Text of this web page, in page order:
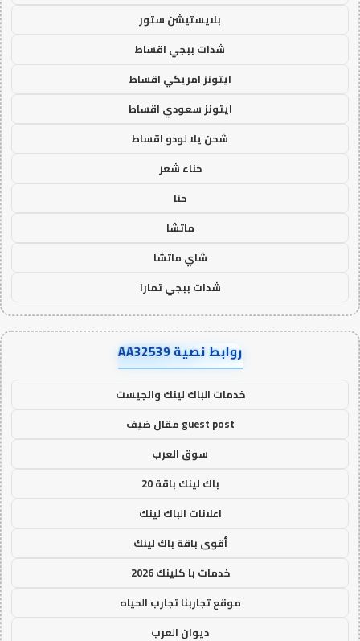
بلايستيشن ستور
شدات ببجي اقساط
ايتونز امريكي اقساط
ايتونز سعودي اقساط
شحن يلا لودو اقساط
حناء شعر
حنا
ماتشا
شاي ماتشا
شدات ببجي تمارا
روابط نصية AA32539
خدمات الباك لينك والجيست
guest post مقال ضيف
سوق العرب
باك لينك باقة 20
اعلانات الباك لينك
أقوى باقة باك لينك
خدمات با كلينك 2026
موقع تجاربنا تجارب الحياه
ديوان العرب